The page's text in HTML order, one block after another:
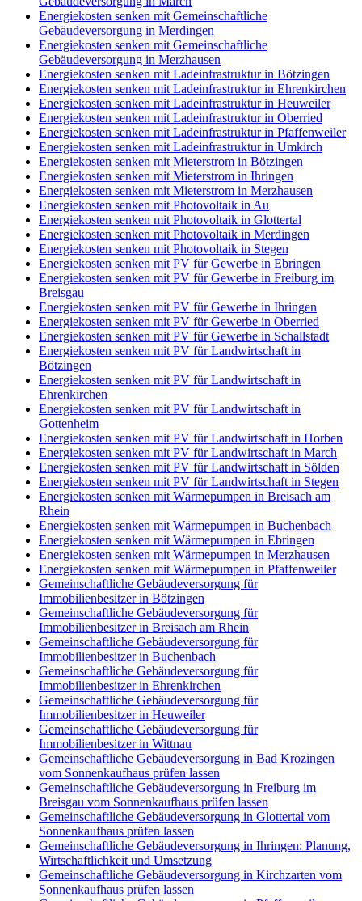
Energiekosten senken mit Gemeinschaftliche
Gebäudeversorgung in Merdingen
Energiekosten senken mit Gemeinschaftliche
Gebäudeversorgung in Merzhausen
Energiekosten senken mit Ladeinfrastruktur in Bötzingen
Energiekosten senken mit Ladeinfrastruktur in Ehrenkirchen
Energiekosten senken mit Ladeinfrastruktur in Heuweiler
Energiekosten senken mit Ladeinfrastruktur in Oberried
Energiekosten senken mit Ladeinfrastruktur in Pfaffenweiler
Energiekosten senken mit Ladeinfrastruktur in Umkirch
Energiekosten senken mit Mieterstrom in Bötzingen
Energiekosten senken mit Mieterstrom in Ihringen
Energiekosten senken mit Mieterstrom in Merzhausen
Energiekosten senken mit Photovoltaik in Au
Energiekosten senken mit Photovoltaik in Glottertal
Energiekosten senken mit Photovoltaik in Merdingen
Energiekosten senken mit Photovoltaik in Stegen
Energiekosten senken mit PV für Gewerbe in Ebringen
Energiekosten senken mit PV für Gewerbe in Freiburg im
Breisgau
Energiekosten senken mit PV für Gewerbe in Ihringen
Energiekosten senken mit PV für Gewerbe in Oberried
Energiekosten senken mit PV für Gewerbe in Schallstadt
Energiekosten senken mit PV für Landwirtschaft in
Bötzingen
Energiekosten senken mit PV für Landwirtschaft in
Ehrenkirchen
Energiekosten senken mit PV für Landwirtschaft in
Gottenheim
Energiekosten senken mit PV für Landwirtschaft in Horben
Energiekosten senken mit PV für Landwirtschaft in March
Energiekosten senken mit PV für Landwirtschaft in Sölden
Energiekosten senken mit PV für Landwirtschaft in Stegen
Energiekosten senken mit Wärmepumpen in Breisach am
Rhein
Energiekosten senken mit Wärmepumpen in Buchenbach
Energiekosten senken mit Wärmepumpen in Ebringen
Energiekosten senken mit Wärmepumpen in Merzhausen
Energiekosten senken mit Wärmepumpen in Pfaffenweiler
Gemeinschaftliche Gebäudeversorgung für
Immobilienbesitzer in Bötzingen
Gemeinschaftliche Gebäudeversorgung für
Immobilienbesitzer in Breisach am Rhein
Gemeinschaftliche Gebäudeversorgung für
Immobilienbesitzer in Buchenbach
Gemeinschaftliche Gebäudeversorgung für
Immobilienbesitzer in Ehrenkirchen
Gemeinschaftliche Gebäudeversorgung für
Immobilienbesitzer in Heuweiler
Gemeinschaftliche Gebäudeversorgung für
Immobilienbesitzer in Wittnau
Gemeinschaftliche Gebäudeversorgung in Bad Krozingen
vom Sonnenkaufhaus prüfen lassen
Gemeinschaftliche Gebäudeversorgung in Freiburg im
Breisgau vom Sonnenkaufhaus prüfen lassen
Gemeinschaftliche Gebäudeversorgung in Glottertal vom
Sonnenkaufhaus prüfen lassen
Gemeinschaftliche Gebäudeversorgung in Ihringen: Planung,
Wirtschaftlichkeit und Umsetzung
Gemeinschaftliche Gebäudeversorgung in Kirchzarten vom
Sonnenkaufhaus prüfen lassen